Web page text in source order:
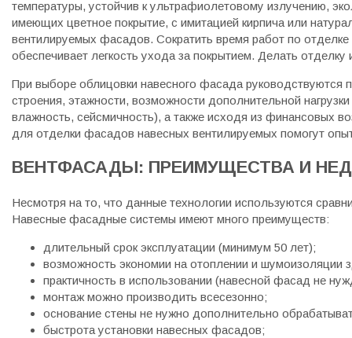
температуры, устойчив к ультрафиолетовому излучению,
имеющих цветное покрытие, с имитацией кирпича или
вентилируемых фасадов. Сократить время работ по
обеспечивает легкость ухода за покрытием. Делать
При выборе облицовки навесного фасада руководствуются
строения, этажности, возможности дополнительной
влажность, сейсмичность), а также исходя из финансовых
для отделки фасадов навесных вентилируемых помогут
ВЕНТФАСАДЫ: ПРЕИМУЩЕСТВА И
Несмотря на то, что данные технологии используются
Навесные фасадные системы имеют много преимуществ:
длительный срок эксплуатации (минимум 50 лет);
возможность экономии на отоплении и шумоизоляции
практичность в использовании (навесной фасад не
монтаж можно производить всесезонно;
основание стены не нужно дополнительно
быстрота установки навесных фасадов;